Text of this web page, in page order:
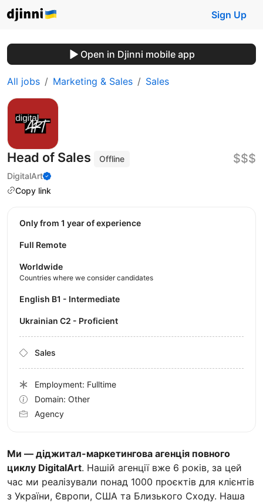
Sign Up
Open in Djinni mobile app
All jobs Marketing & Sales Sales
Head of Sales
Offline
DigitalArt
Copy link
$$$
Ми — діджитал-маркетингова агенція повного
циклу DigitalArt. Нашій агенції вже 6 років, за цей
час ми реалізували понад 1000 проєктів для клієнтів
з України, Європи, США та Близького Сходу. Наша
Only from 1 year of experience
Full Remote
Worldwide
Countries where we consider candidates
English B1 - Intermediate
Ukrainian C2 - Proficient
Sales
Employment: Fulltime
Domain: Other
Agency